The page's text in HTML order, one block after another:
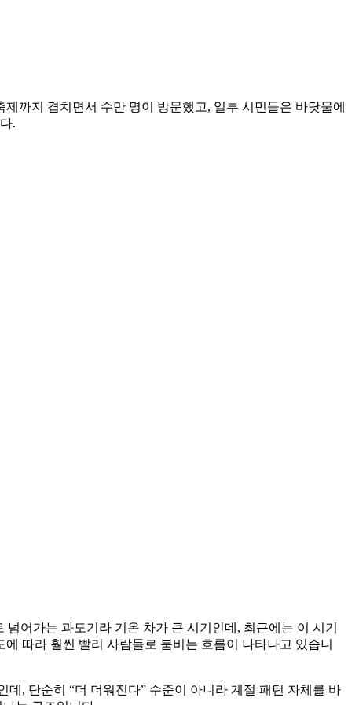
까지 겹치면서 수만 명이 방문했고, 일부 시민들은 바닷물에
.
어가는 과도기라 기온 차가 큰 시기인데, 최근에는 이 시기
따라 훨씬 빨리 사람들로 붐비는 흐름이 나타나고 있습니
, 단순히 “더 더워진다” 수준이 아니라 계절 패턴 자체를 바